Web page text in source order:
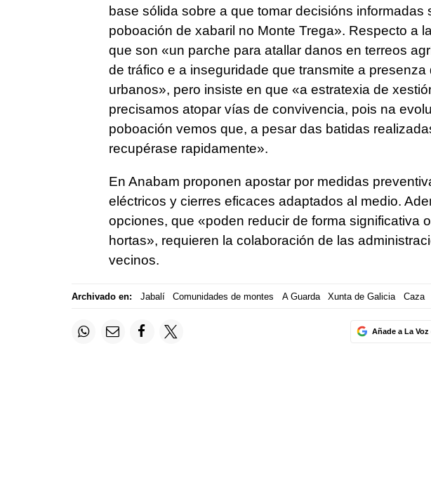
base sólida sobre a que tomar decisións informadas
poboación de xabaril no Monte Trega». Respecto a
que son «un parche para atallar danos en terreos
de tráfico e a inseguridade que transmite a
urbanos», pero insiste en que «a estratexia de
precisamos atopar vías de convivencia, pois na
poboación vemos que, a pesar das batidas
recupérase rapidamente».
En Anabam proponen apostar por medidas
eléctricos y cierres eficaces adaptados al medio.
opciones, que «poden reducir de forma significativa
hortas», requieren la colaboración de las
vecinos.
Archivado en: Jabalí Comunidades de montes A Guarda Xunta de Galicia Caza
Añade a La